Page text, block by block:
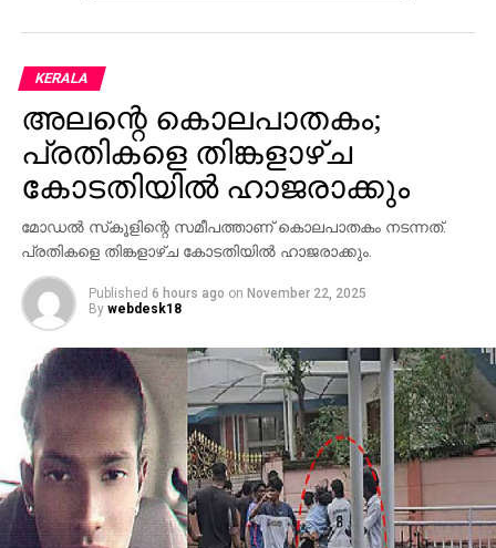
KERALA
അലന്റെ കൊലപാതകം;
പ്രതികളെ തിങ്കളാഴ്ച
കോടതിയില്‍ ഹാജരാക്കും
മോഡല്‍ സ്‌കൂളിന്റെ സമീപത്താണ് കൊലപാതകം നടന്നത്.
പ്രതികളെ തിങ്കളാഴ്ച കോടതിയില്‍ ഹാജരാക്കും.
Published 6 hours ago on November 22, 2025
By webdesk18